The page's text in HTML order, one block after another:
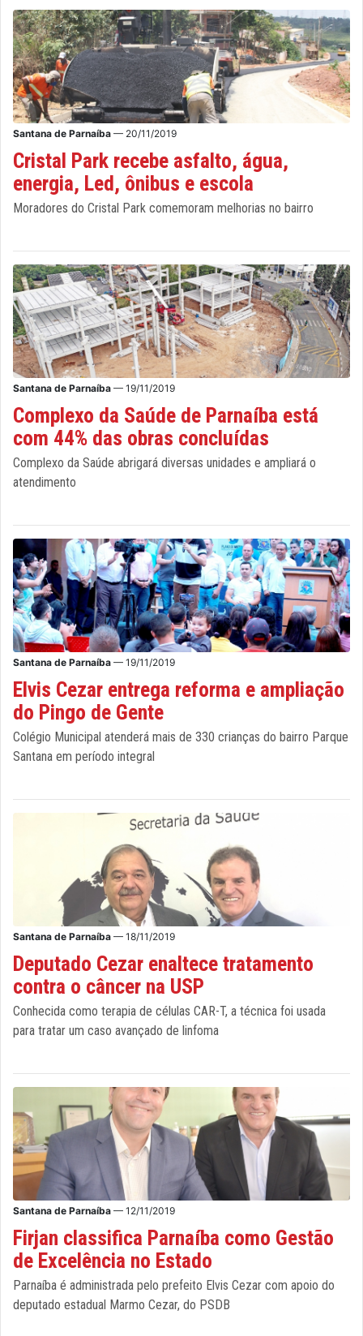
Santana de Parnaíba — 20/11/2019
Cristal Park recebe asfalto, água,
energia, Led, ônibus e escola
Moradores do Cristal Park comemoram melhorias no bairro
Santana de Parnaíba — 19/11/2019
Complexo da Saúde de Parnaíba está
com 44% das obras concluídas
Complexo da Saúde abrigará diversas unidades e ampliará o
atendimento
Santana de Parnaíba — 19/11/2019
Elvis Cezar entrega reforma e ampliação
do Pingo de Gente
Colégio Municipal atenderá mais de 330 crianças do bairro Parque
Santana em período integral
Santana de Parnaíba — 18/11/2019
Deputado Cezar enaltece tratamento
contra o câncer na USP
Conhecida como terapia de células CAR-T, a técnica foi usada
para tratar um caso avançado de linfoma
Santana de Parnaíba — 12/11/2019
Firjan classifica Parnaíba como Gestão
de Excelência no Estado
Parnaíba é administrada pelo prefeito Elvis Cezar com apoio do
deputado estadual Marmo Cezar, do PSDB